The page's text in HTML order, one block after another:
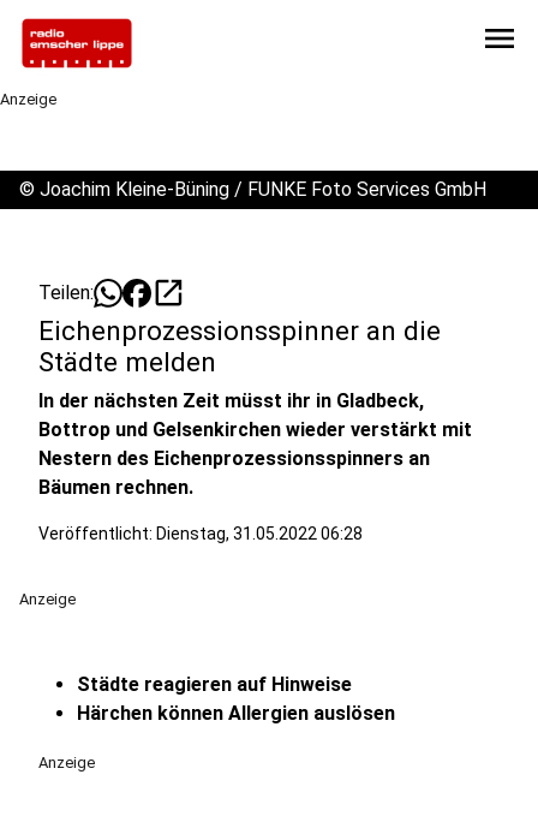
menu
Anzeige
© Joachim Kleine-Büning / FUNKE Foto Services GmbH
Teilen: open_in_new
Eichenprozessionsspinner an die
Städte melden
In der nächsten Zeit müsst ihr in Gladbeck,
Bottrop und Gelsenkirchen wieder verstärkt mit
Nestern des Eichenprozessionsspinners an
Bäumen rechnen.
Veröffentlicht: Dienstag, 31.05.2022 06:28
Anzeige
Städte reagieren auf Hinweise
Härchen können Allergien auslösen
Anzeige